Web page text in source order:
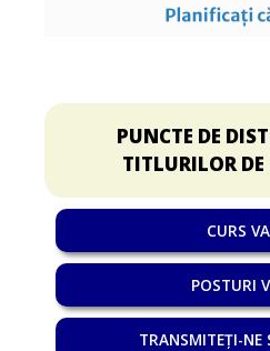
PUNCTE DE
TITLURILOR
CURS
POSTURI
TRANSMITEȚI-NE